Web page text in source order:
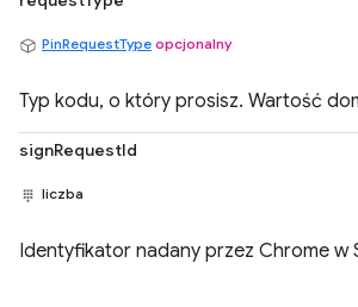
PinRequestType opcjonalny
Typ kodu, o który prosisz. Wartość
signRequestId
liczba
Identyfikator nadany przez Chrome w